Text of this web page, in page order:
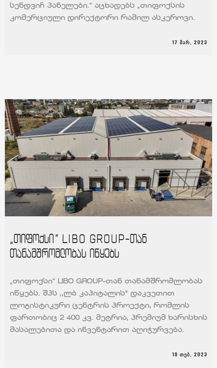
სენდვიჩ პანელები.“ აცხადებს „თიფოქსის
კომერციული დირექტორი რამილ ასკეროვი.
17 ᲛᲐᲠ, 2023
„თიფოქსი“ LIBO GROUP-თან
თანამშრომლობას იწყებს
„თიფოქსი“ LIBO GROUP-თან თანამშრომლობას
იწყებს. შპს ,,ლბ კაპიტალის" დაკვეთით
ლოგისტიკური ცენტრის პროექტი, რომლის
ფართობიც 2 400 კვ. მეტრია, პრემიუმ ხარისხის
მასალებითა და ინვენტარით აღიჭურვება.
10 ᲗᲔᲑ, 2023
ᲛᲗᲐᲕᲐᲠᲘ
ᲩᲕᲔᲜ ᲨᲔᲡᲐᲮᲔᲑ
ᲡᲘᲐᲮᲚᲔᲔᲑᲘ
ᲙᲝᲜᲢᲐᲥᲢᲘ